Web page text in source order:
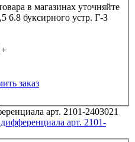
в магазинах уточняйте
6.8 буксирного устр. Г-З
+
заказ
арт. 2101-